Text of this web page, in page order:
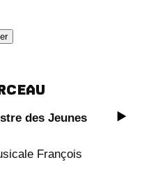
des Jeunes
François